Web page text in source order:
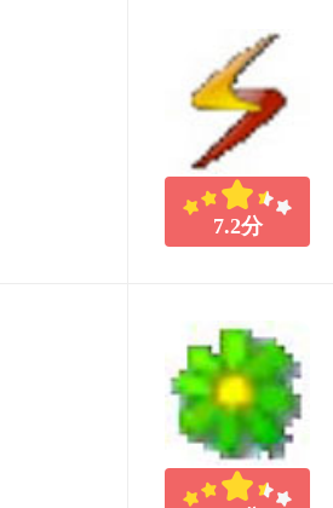
7.2分